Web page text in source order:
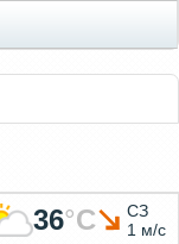
36°C
СЗ
1 м/с